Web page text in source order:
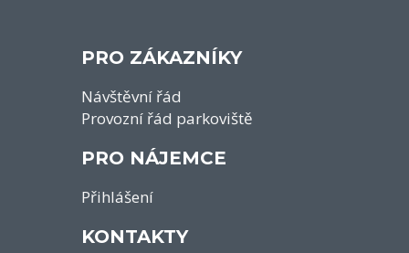
PRO ZÁKAZNÍKY
Návštěvní řád
Provozní řád parkoviště
PRO NÁJEMCE
Přihlášení
KONTAKTY